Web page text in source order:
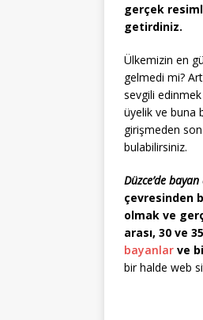
gerçek
getirdiniz.
Ülkemizin en
gelmedi mi?
sevgili
üyelik ve buna
girişmeden
bulabilirsiniz.
Düzce’de
çevresinden
olmak ve
arası, 30 ve
bayanlar ve
bir halde web